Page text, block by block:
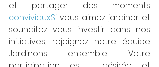
conviviaux.Si vous aimez jardiner et
souhaitez vous investir dans nos
initiatives, rejoignez notre équipe
Jardinons ensemble. Votre